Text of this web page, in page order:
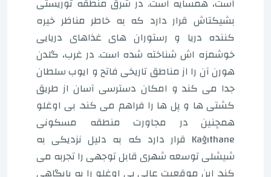
بشیکتاش قرار دارد که به خاطر مناظر خیره
کننده دریا و رستوران های غذاهای دریایی
خوشمزه اش شناخته شده است. در غرب، گلدن
هورن آن را از مناطق تاریخی فاتح و ایوب سلطان
جدا می کند و امکان دسترسی آسان از طریق
کشتی ها و پل ها را فراهم می کند. بی اوغلو
همچنین در مجاورت منطقه مسکونی
Kağıthane قرار دارد که به دلیل نزدیکی به
شیشلی توسعه شهری قابل توجهی را تجربه می
کند. این موقعیت عالی بی اوغلو را به پایگاهی